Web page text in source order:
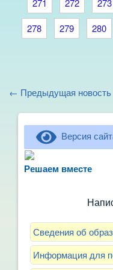
271 272 273
278
279 280
← Предыдущая новость
Версия
Решаем вместе
Сведения об
Информация для